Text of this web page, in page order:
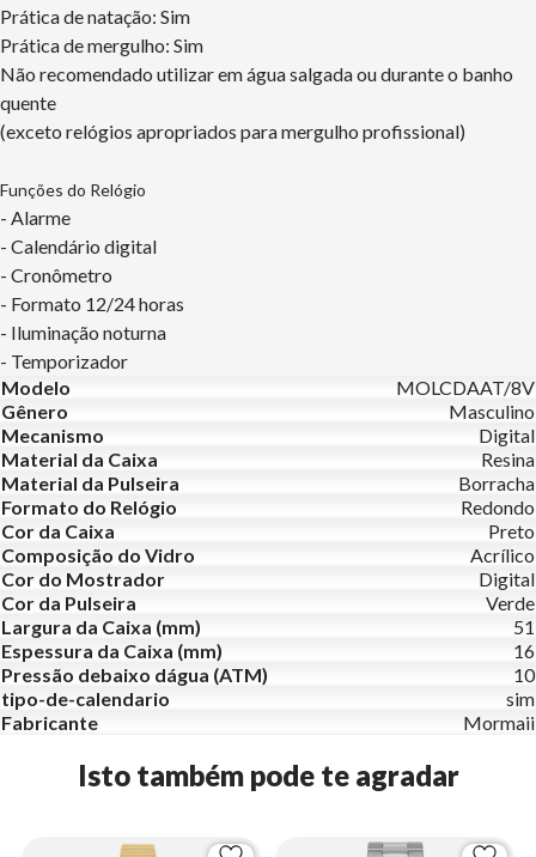
Prática de natação: Sim
Prática de mergulho: Sim
Não recomendado utilizar em água salgada ou durante o banho
quente
(exceto relógios apropriados para mergulho profissional)
Funções do Relógio
- Alarme
- Calendário digital
- Cronômetro
- Formato 12/24 horas
- Iluminação noturna
- Temporizador
Modelo
MOLCDAAT/8V
Gênero
Masculino
Mecanismo
Digital
Material da Caixa
Resina
Material da Pulseira
Borracha
Formato do Relógio
Redondo
Cor da Caixa
Preto
Composição do Vidro
Acrílico
Cor do Mostrador
Digital
Cor da Pulseira
Verde
Largura da Caixa (mm)
51
Espessura da Caixa (mm)
16
Pressão debaixo dágua (ATM)
10
tipo-de-calendario
sim
Fabricante
Mormaii
Isto também pode te agradar